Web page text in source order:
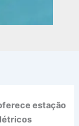
estação